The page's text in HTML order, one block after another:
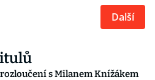
Další
s Milanem Knížákem